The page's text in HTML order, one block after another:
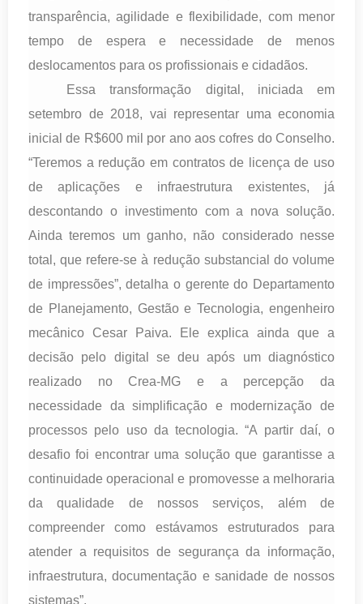
transparência, agilidade e flexibilidade, com menor
tempo de espera e necessidade de menos
deslocamentos para os profissionais e cidadãos.
Essa transformação digital, iniciada em
setembro de 2018, vai representar uma economia
inicial de R$600 mil por ano aos cofres do Conselho.
“Teremos a redução em contratos de licença de uso
de aplicações e infraestrutura existentes, já
descontando o investimento com a nova solução.
Ainda teremos um ganho, não considerado nesse
total, que refere-se à redução substancial do volume
de impressões”, detalha o gerente do Departamento
de Planejamento, Gestão e Tecnologia, engenheiro
mecânico Cesar Paiva. Ele explica ainda que a
decisão pelo digital se deu após um diagnóstico
realizado no Crea-MG e a percepção da
necessidade da simplificação e modernização de
processos pelo uso da tecnologia. “A partir daí, o
desafio foi encontrar uma solução que garantisse a
continuidade operacional e promovesse a melhoraria
da qualidade de nossos serviços, além de
compreender como estávamos estruturados para
atender a requisitos de segurança da informação,
infraestrutura, documentação e sanidade de nossos
sistemas”.